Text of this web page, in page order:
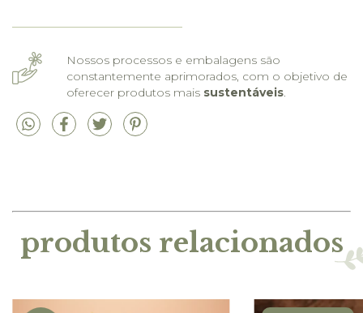
Nossos processos e embalagens são
constantemente aprimorados, com o objetivo de
oferecer produtos mais sustentáveis.
produtos relacionados